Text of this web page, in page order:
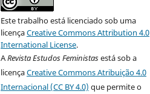
Este trabalho está licenciado sob uma
licençaCreative Commons Attribution 4.0
International License.
ARevista Estudos Feministasestá sob a
licençaCreative Commons Atribuição 4.0
Internacional (CC BY 4.0) que permite o